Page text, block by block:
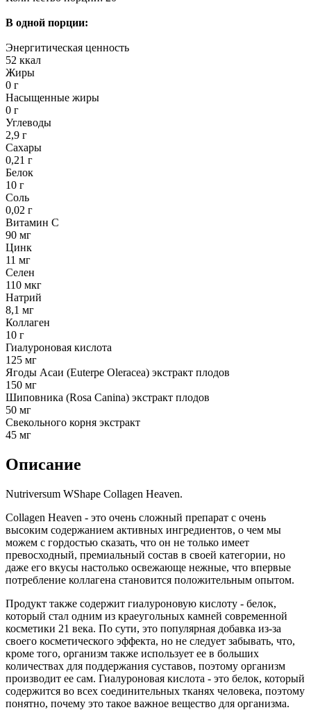
В одной порции:
Энергитическая ценность
52 ккал
Жиры
0 г
Насыщенные жиры
0 г
Углеводы
2,9 г
Сахары
0,21 г
Белок
10 г
Соль
0,02 г
Витамин С
90 мг
Цинк
11 мг
Селен
110 мкг
Натрий
8,1 мг
Коллаген
10 г
Гиалуроновая кислота
125 мг
Ягоды Асаи (Euterpe Oleracea) экстракт плодов
150 мг
Шиповника (Rosa Canina) экстракт плодов
50 мг
Свекольного корня экстракт
45 мг
Описание
Nutriversum WShape Collagen Heaven.
Collagen Heaven - это очень сложный препарат с очень
высоким содержанием активных ингредиентов, о чем мы
можем с гордостью сказать, что он не только имеет
превосходный, премиальный состав в своей категории, но
даже его вкусы настолько освежающе нежные, что впервые
потребление коллагена становится положительным опытом.
Продукт также содержит гиалуроновую кислоту - белок,
который стал одним из краеугольных камней современной
косметики 21 века. По сути, это популярная добавка из-за
своего косметического эффекта, но не следует забывать, что,
кроме того, организм также использует ее в больших
количествах для поддержания суставов, поэтому организм
производит ее сам. Гиалуроновая кислота - это белок, который
содержится во всех соединительных тканях человека, поэтому
понятно, почему это такое важное вещество для организма.